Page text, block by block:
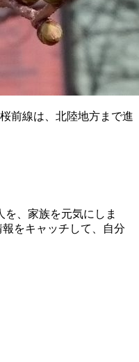
前線は、北陸地方まで進
、家族を元気にしま
をキャッチして、自分